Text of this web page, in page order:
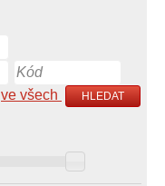
ve všech HLEDAT